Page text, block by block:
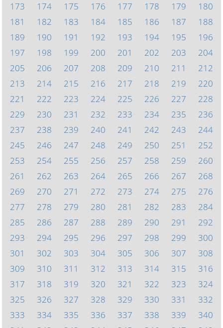
173
174 175 176 177 178 179
180
181
182 183 184 185 186 187
188
189
190 191 192 193 194 195
196
197
198 199 200 201 202 203
204
205
206 207 208 209 210 211
212
213
214 215 216 217 218 219
220
221
222 223 224 225 226 227
228
229
230 231 232 233 234 235
236
237
238 239 240 241 242 243
244
245
246 247 248 249 250 251
252
253
254 255 256 257 258 259
260
261
262 263 264 265 266 267
268
269
270 271 272 273 274 275
276
277
278 279 280 281 282 283
284
285
286 287 288 289 290 291
292
293
294 295 296 297 298 299
300
301
302 303 304 305 306 307
308
309
310 311 312 313 314 315
316
317
318 319 320 321 322 323
324
325
326 327 328 329 330 331
332
333
334 335 336 337 338 339
340